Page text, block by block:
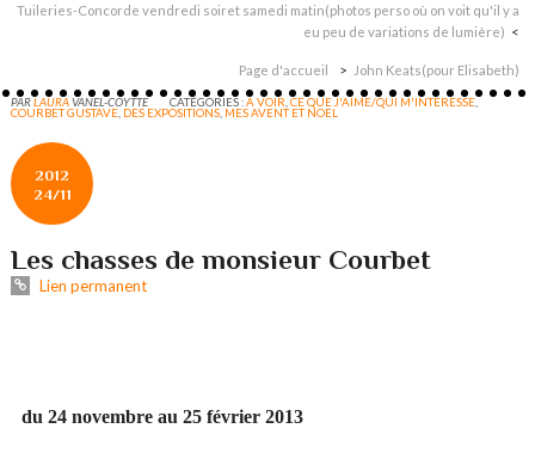
Tuileries-Concorde vendredi soiret samedi matin(photos perso où on voit qu'il y a
eu peu de variations de lumière)
Page d'accueil John Keats(pour Elisabeth)
PARLAURAVANEL-COYTTE CATÉGORIES :A VOIR ,CE QUE J'AIME/QUI M'INTERESSE,
COURBET GUSTAVE DES EXPOSITIONS MES AVENT ET NOEL
2012
24/11
Les chasses de monsieur Courbet
Lien permanent
du24 novembre au 25 février 2013